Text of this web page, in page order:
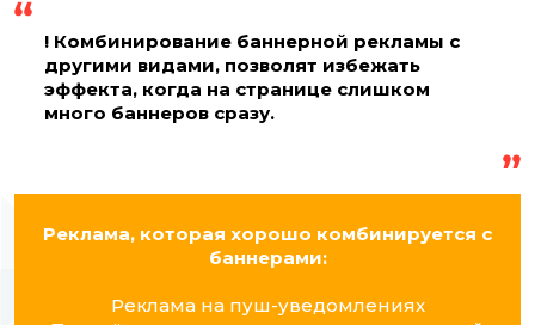
! Комбинирование баннерной рекламы с
другими видами, позволят избежать
эффекта, когда на странице слишком
много баннеров сразу.
Реклама, которая хорошо комбинируется с
баннерами:
Реклама на пуш-уведомлениях